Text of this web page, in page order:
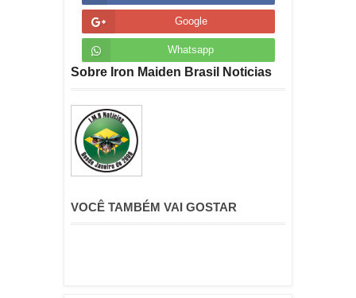
Google
Whatsapp
Sobre Iron Maiden Brasil Noticias
VOCÊ TAMBÉM VAI GOSTAR